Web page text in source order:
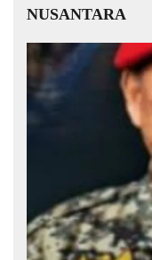
NUSANTARA